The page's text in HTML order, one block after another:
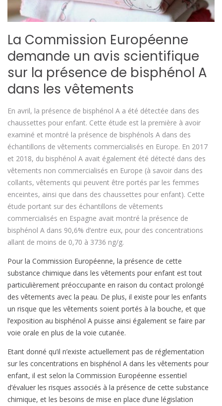
La Commission Européenne
demande un avis scientifique
sur la présence de bisphénol A
dans les vêtements
En avril, la présence de bisphénol A a été détectée dans des
chaussettes pour enfant. Cette étude est la première à avoir
examiné et montré la présence de bisphénols A dans des
échantillons de vêtements commercialisés en Europe. En 2017
et 2018, du bisphénol A avait également été détecté dans des
vêtements non commercialisés en Europe (à savoir dans des
collants, vêtements qui peuvent être portés par les femmes
enceintes, ainsi que dans des chaussettes pour enfant). Cette
étude portant sur des échantillons de vêtements
commercialisés en Espagne avait montré la présence de
bisphénol A dans 90,6% d’entre eux, pour des concentrations
allant de moins de 0,70 à 3736 ng/g.
Pour la Commission Européenne, la présence de cette
substance chimique dans les vêtements pour enfant est tout
particulièrement préoccupante en raison du contact prolongé
des vêtements avec la peau. De plus, il existe pour les enfants
un risque que les vêtements soient portés à la bouche, et que
l’exposition au bisphénol A puisse ainsi également se faire par
voie orale en plus de la voie cutanée.
Etant donné qu’il n’existe actuellement pas de réglementation
sur les concentrations en bisphénol A dans les vêtements pour
enfant, il est selon la Commission Européenne essentiel
d’évaluer les risques associés à la présence de cette substance
chimique, et les besoins de mise en place d’une législation